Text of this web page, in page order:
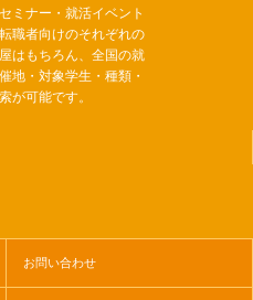
ミナー・就活イベント
職者向けのそれぞれの
はもちろん、全国の就
地・対象学生・種類・
が可能です。
お問い合わせ